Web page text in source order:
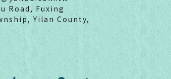
Road, Fuxing
Yilan County,